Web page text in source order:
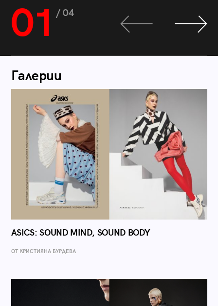
01 / 04
Галерии
ASICS: SOUND MIND, SOUND BODY
ОТ КРИСТИЯНА БУРДЕВА